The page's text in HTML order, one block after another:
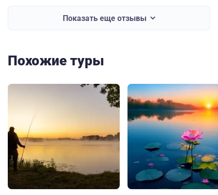
Показать еще отзывы
Похожие туры